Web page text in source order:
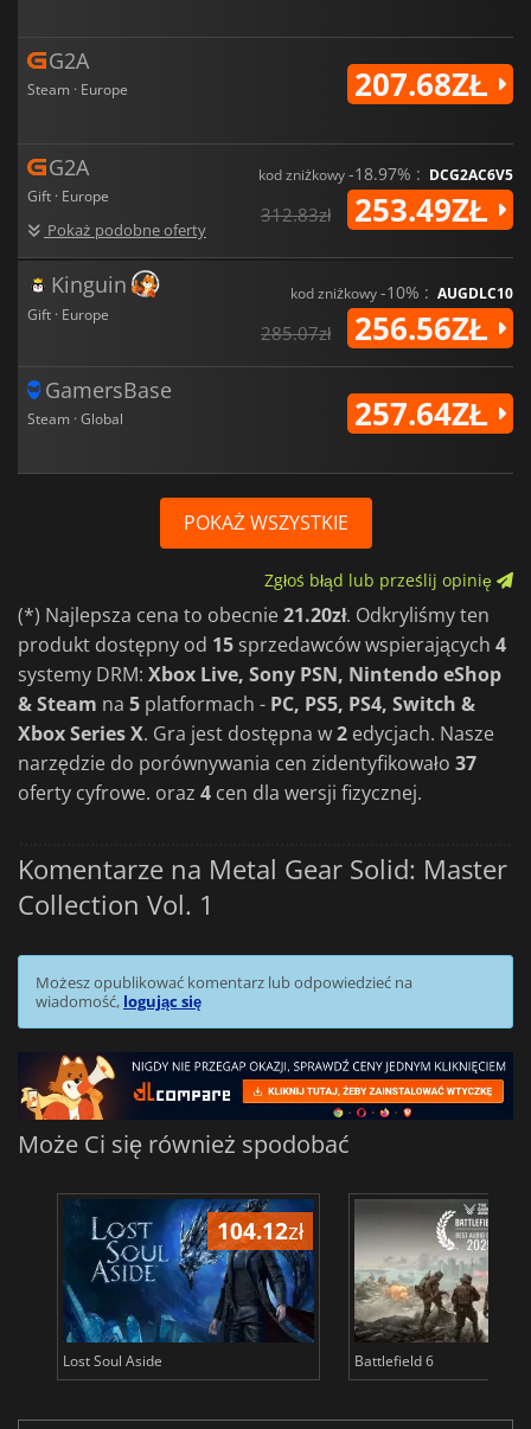
G2A
Steam · Europe 207.68ZŁ
G2A
Gift · Europe
Pokaż podobne oferty
kod zniżkowy-18.97% : DCG2AC6V5
312.83zł 253.49ZŁ
Kinguin
Gift · Europe
kod zniżkowy-10% : AUGDLC10
285.07zł 256.56ZŁ
GamersBase
Steam · Global 257.64ZŁ
POKAŻ WSZYSTKIE
Zgłoś błąd lub prześlij opinię
(*) Najlepsza cena to obecnie21.20zł. Odkryliśmy ten
produkt dostępny od 15 sprzedawców wspierających 4
systemy DRM: Xbox Live, Sony PSN, Nintendo eShop
& Steam na 5 platformach - PC, PS5, PS4, Switch &
Xbox Series X. Gra jest dostępna w2 edycjach. Nasze
narzędzie do porównywania cen zidentyfikowało 37
oferty cyfrowe. oraz 4 cen dla wersji fizycznej.
Komentarze na Metal Gear Solid: Master
Collection Vol. 1
Możesz opublikować komentarz lub odpowiedzieć na
wiadomość, logując się
Może Ci się również spodobać
104.12zł
Lost Soul Aside Battlefield 6